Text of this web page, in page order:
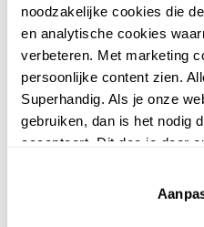
noodzakelijke cookies die
en analytische cookies
verbeteren. Met marketing
persoonlijke content zien.
Superhandig. Als je onze
gebruiken, dan is het nodig
accepteert. Dit doe je door
website niet optimaal